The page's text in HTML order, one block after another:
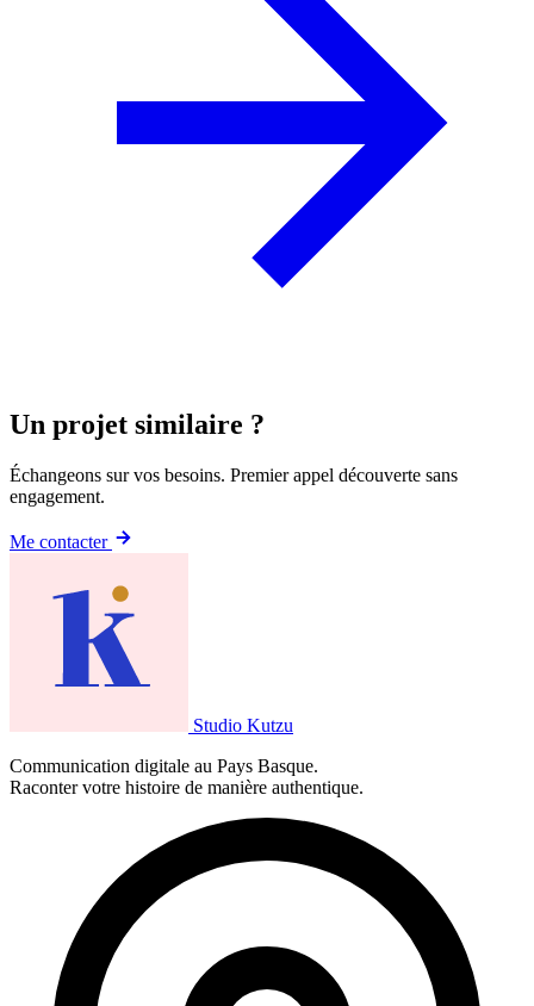
Un projet similaire ?
Échangeons sur vos besoins. Premier appel découverte sans
engagement.
Me contacter
Studio Kutzu
Communication digitale au Pays Basque.
Raconter votre histoire de manière authentique.